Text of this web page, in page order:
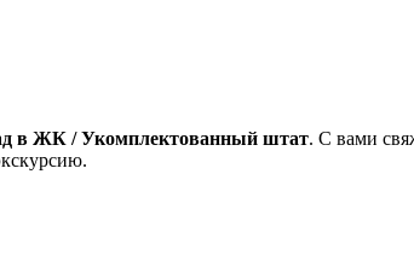
в ЖК / Укомплектованный штат. С вами